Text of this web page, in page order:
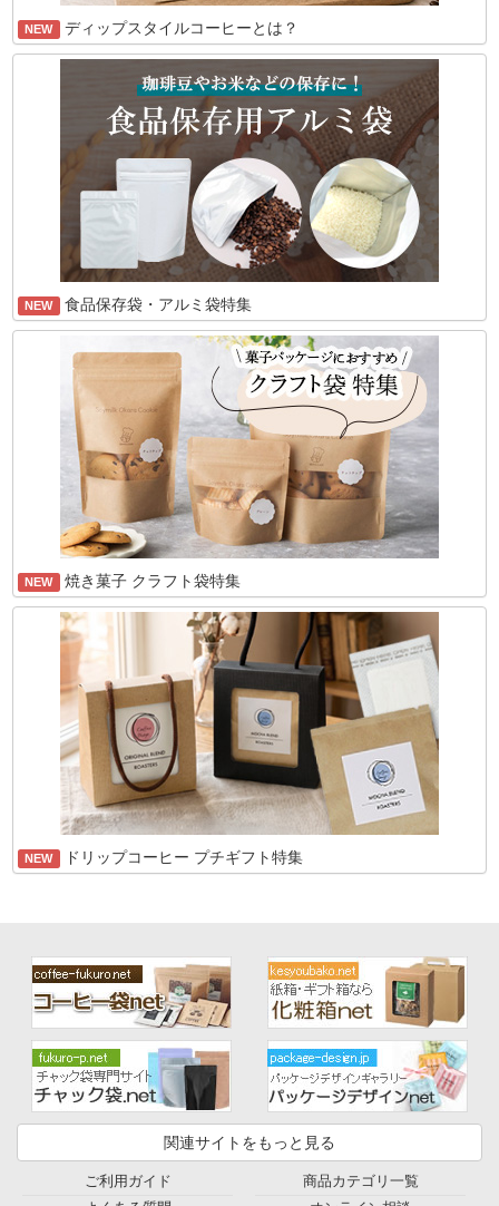
NEW ディップスタイルコーヒーとは？
NEW 食品保存袋・アルミ袋特集
NEW 焼き菓子 クラフト袋特集
NEW ドリップコーヒー プチギフト特集
関連サイトをもっと見る
ご利用ガイド
商品カテゴリ一覧